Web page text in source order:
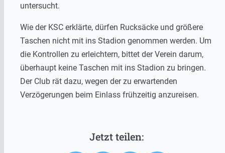
untersucht.
Wie der KSC erklärte, dürfen Rucksäcke und größere
Taschen nicht mit ins Stadion genommen werden. Um
die Kontrollen zu erleichtern, bittet der Verein darum,
überhaupt keine Taschen mit ins Stadion zu bringen.
Der Club rät dazu, wegen der zu erwartenden
Verzögerungen beim Einlass frühzeitig anzureisen.